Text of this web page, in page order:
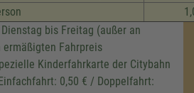
bis Freitag (außer an
ermäßigten Fahrpreis
Kinderfahrkarte der Citybahn
0,50 € / Doppelfahrt: